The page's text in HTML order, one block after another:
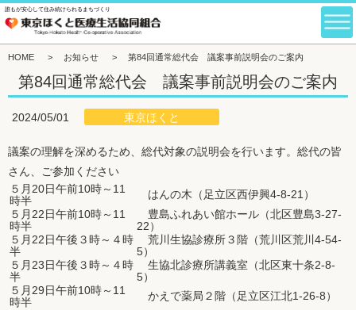
誰もが安心して住み続けられるまちづくり
HOME > お知らせ > 第84回通常総代会 議案事前説明会のご案内
第84回通常総代会 議案事前説明会のご案内
2024/05/01 東京ほくと
議案の理解を深めるため、総代対象の説明会を行います。総代の皆
さん、ご参加ください
５月20日午前10時～11
時半
はんの木（足立区西伊興4-8-21）
５月22日午前10時～11
時半
豊島ふれあい館ホール（北区豊島3-27-
22）
５月22日午後３時～４時
半
荒川生協診療所３階（荒川区荒川4-54-
5）
５月23日午後３時～４時
半
生協北診療所講義室（北区東十条2-8-
5）
５月29日午前10時～11
時半
かえで薬局２階（足立区江北1-26-8）